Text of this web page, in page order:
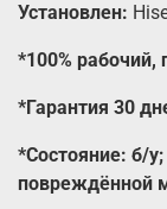
Установлен:
*100% рабочий,
*Гарантия 30
*Состояние: б/
повреждённой